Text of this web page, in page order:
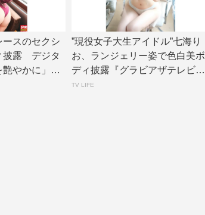
ースのセクシ
披露 デジタ
やかに」誌
”現役女子大生アイドル”七海り
お、ランジェリー姿で色白美ボ
ディ披露『グラビアザテレビジ
ョン』アザーカ...
TV LIFE